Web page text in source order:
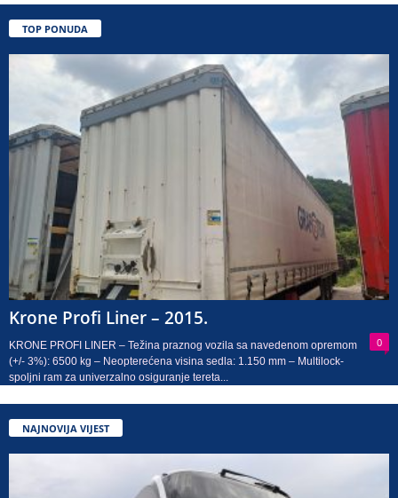
TOP PONUDA
Krone Profi Liner – 2015.
0
KRONE PROFI LINER – Težina praznog vozila sa navedenom opremom
(+/- 3%): 6500 kg – Neopterećena visina sedla: 1.150 mm – Multilock-
spoljni ram za univerzalno osiguranje tereta...
NAJNOVIJA VIJEST